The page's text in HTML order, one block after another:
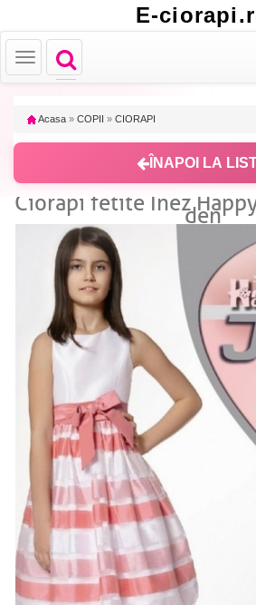
E-
Toggle
navigation
Toggle
navigation
Acasa » COPII » CIORAPI
ÎNAPOI LA
Ciorapi fetite Inezden